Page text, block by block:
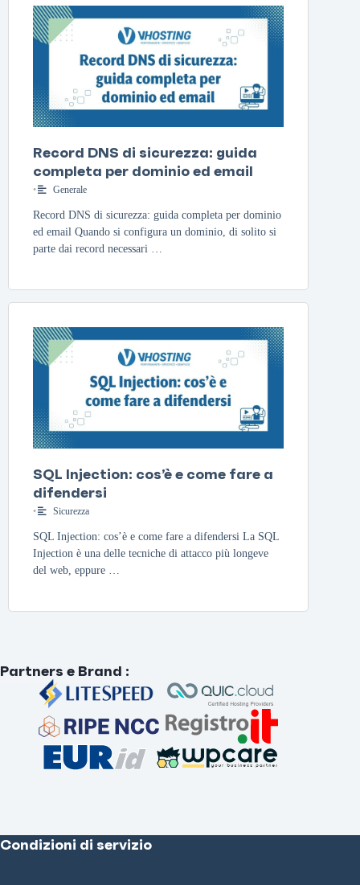
Record DNS di sicurezza: guida
completa per dominio ed email
• Generale
Record DNS di sicurezza: guida completa per dominio
ed email Quando si configura un dominio, di solito si
parte dai record necessari …
SQL Injection: cos’è e come fare a
difendersi
• Sicurezza
SQL Injection: cos’è e come fare a difendersi La SQL
Injection è una delle tecniche di attacco più longeve
del web, eppure …
Partners e Brand :
Condizioni di servizio